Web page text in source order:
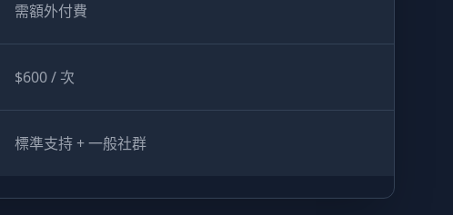
需額外付費
$600 / 次
標準支持 + 一般社群